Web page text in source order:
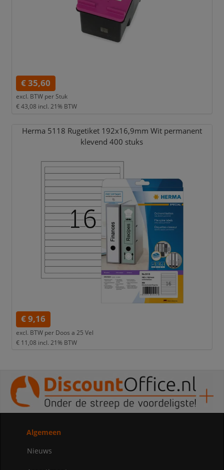
€ 35,60
excl. BTW per Stuk
€ 43,08 incl. 21% BTW
Herma 5118 Rugetiket 192x16,9mm Wit permanent
klevend 400 stuks
€ 9,16
excl. BTW per Doos a 25 Vel
€ 11,08 incl. 21% BTW
Algemeen
Nieuws